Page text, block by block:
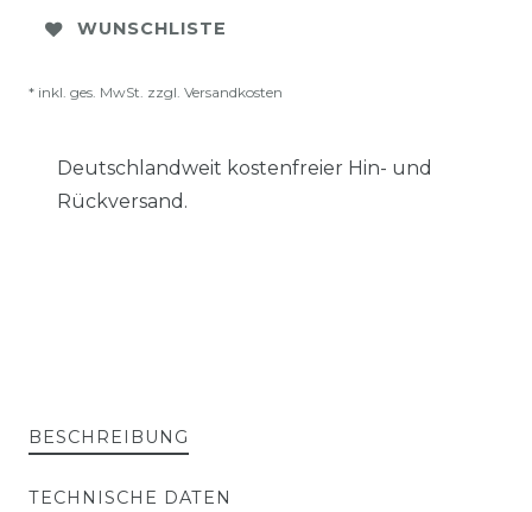
WUNSCHLISTE
* inkl. ges. MwSt. zzgl. Versandkosten
Deutschlandweit kostenfreier Hin- und
Rückversand.
BESCHREIBUNG
TECHNISCHE DATEN